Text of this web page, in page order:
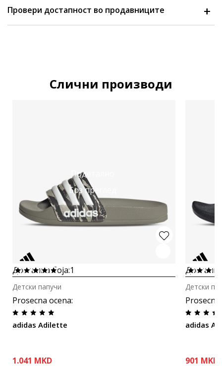
Провери достапност во продавниците
Слични производи
Подетално
Брз преглед
Достапна боја:1
Prosecna ocena:
adidas Adilette
Детски папучи
1.041 MKD
adidas
Детски
901 MKD